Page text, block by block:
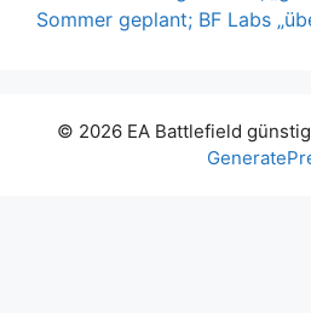
Sommer geplant; BF Labs
© 2026 EA Battlefield